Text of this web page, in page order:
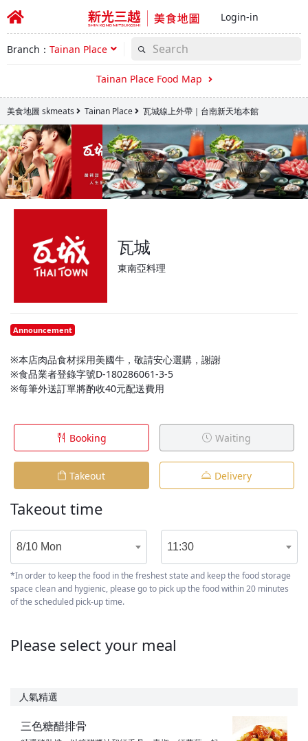
Login-in
Branch： Tainan Place
Tainan Place Food Map
美食地圖 skmeats Tainan Place 瓦城線上外帶｜台南新天地本館
瓦城
東南亞料理
Announcement
※本店肉品食材採用美國牛，敬請安心選購，謝謝
※食品業者登錄字號D-180286061-3-5
※每筆外送訂單將酌收40元配送費用
Booking Waiting
Takeout Delivery
Takeout time
8/10 Mon 11:30
*In order to keep the food in the freshest state and keep the food storage
space clean and hygienic, please go to pick up the food within 20 minutes
of the scheduled pick-up time.
Please select your meal
人氣精選
三色糖醋排骨